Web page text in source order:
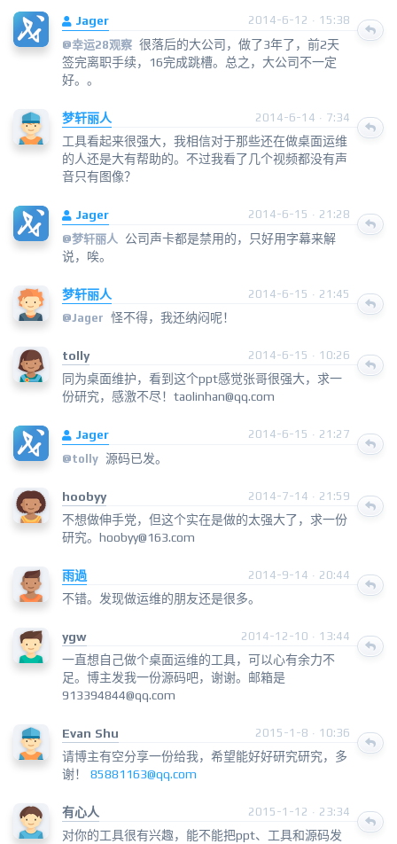
Jager
2014-6-12 · 15:38
@幸运28观察 很落后的大公司，做了3年了，前2天
签完离职手续，16完成跳槽。总之，大公司不一定
好。。
梦轩丽人 2014-6-14 · 7:34
工具看起来很强大，我相信对于那些还在做桌面运维
的人还是大有帮助的。不过我看了几个视频都没有声
音只有图像？
Jager
2014-6-15 · 21:28
@梦轩丽人
公司声卡都是禁用的，只好用字幕来解
说，唉。
梦轩丽人
2014-6-15 · 21:45
@Jager 怪不得，我还纳闷呢！
tolly 2014-6-15 · 10:26
同为桌面维护，看到这个ppt感觉张哥很强大，求一
份研究，感激不尽！taolinhan@qq.com
Jager
2014-6-15 · 21:27
@tolly 源码已发。
hoobyy 2014-7-14 · 21:59
不想做伸手党，但这个实在是做的太强大了，求一份
研究。hoobyy@163.com
雨過 2014-9-14 · 20:44
不错。发现做运维的朋友还是很多。
ygw 2014-12-10 · 13:44
一直想自己做个桌面运维的工具，可以心有余力不
足。博主发我一份源码吧，谢谢。邮箱是
913394844@qq.com
Evan Shu 2015-1-8 · 10:36
请博主有空分享一份给我，希望能好好研究研究，多
谢！ 85881163@qq.com
有心人 2015-1-12 · 23:34
对你的工具很有兴趣，能不能把ppt、工具和源码发